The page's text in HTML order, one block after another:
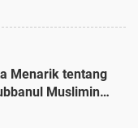
Menarik tentang
Muslimin